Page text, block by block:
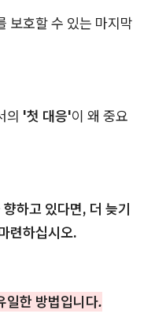
보호할 수 있는 마지막
의 '첫 대응'이 왜 중요
하고 있다면, 더 늦기
련하십시오.
일한 방법입니다.